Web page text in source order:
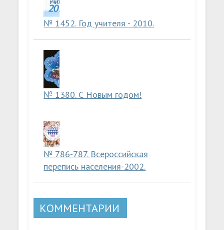
№ 1452. Год учителя - 2010.
№ 1380. С Новым годом!
№ 786-787. Всероссийская
перепись населения-2002.
КОММЕНТАРИИ